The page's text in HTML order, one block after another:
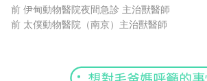
前 伊甸動物醫院夜間急診 主治獸醫師
前 太僕動物醫院（南京）主治獸醫師